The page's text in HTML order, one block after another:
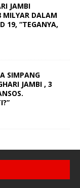
JAMBI
MILYAR DALAM
19, “TEGANYA,
SIMPANG
JAMBI , 3